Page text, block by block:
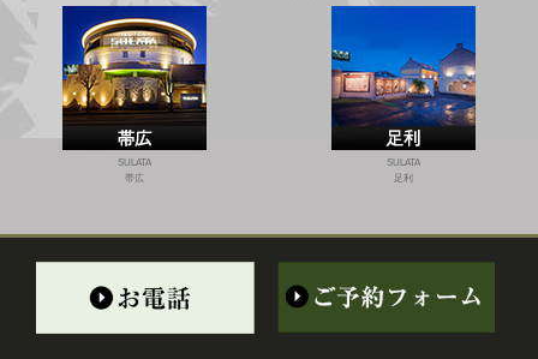
SULATA
帯広
SULATA
足利